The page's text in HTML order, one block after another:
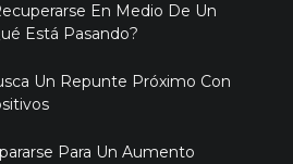
En Medio De Un
Está Pasando?
Un Repunte Próximo Con
Para Un Aumento